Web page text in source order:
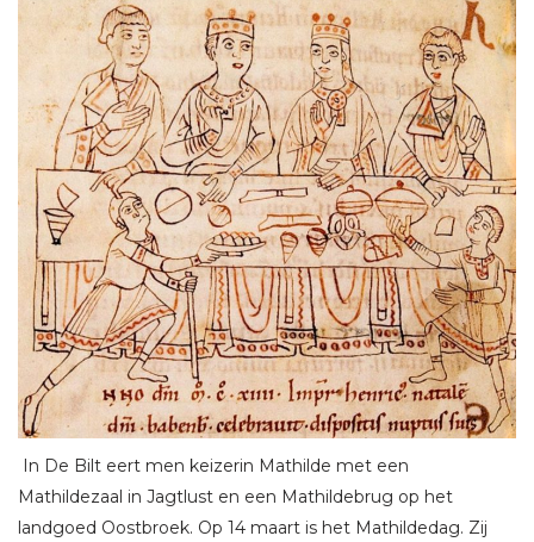
In De Bilt eert men keizerin Mathilde met een
Mathildezaal in Jagtlust en een Mathildebrug op het
landgoed Oostbroek. Op 14 maart is het Mathildedag. Zij